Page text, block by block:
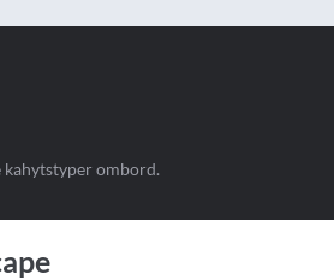
kahytstyper ombord.